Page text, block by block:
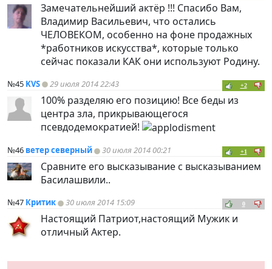
Замечательнейший актёр !!! Спасибо Вам,
Владимир Васильевич, что остались
ЧЕЛОВЕКОМ, особенно на фоне продажных
*работников искусства*, которые только
сейчас показали КАК они используют Родину.
№45 KVS 29 июля 2014 22:43 +2
100% разделяю его позицию! Все беды из
центра зла, прикрывающегося
псевдодемократией!
№46 ветер северный 30 июля 2014 00:21 +1
Сравните его высказывание с высказыванием
Басилашвили..
№47 Критик 30 июля 2014 15:09 0
Настоящий Патриот,настоящий Мужик и
отличный Актер.